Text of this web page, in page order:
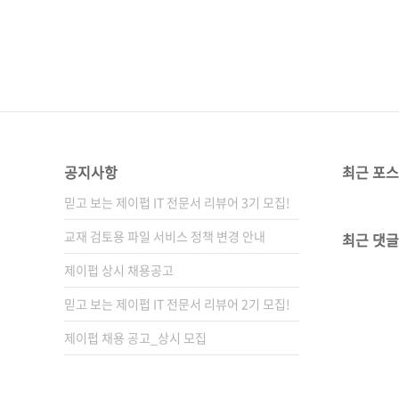
공지사항
믿고 보는 제이펍 IT 전문서 리뷰어 3기 모집!
교재 검토용 파일 서비스 정책 변경 안내
제이펍 상시 채용공고
믿고 보는 제이펍 IT 전문서 리뷰어 2기 모집!
제이펍 채용 공고_상시 모집
최근 포
최근 댓글